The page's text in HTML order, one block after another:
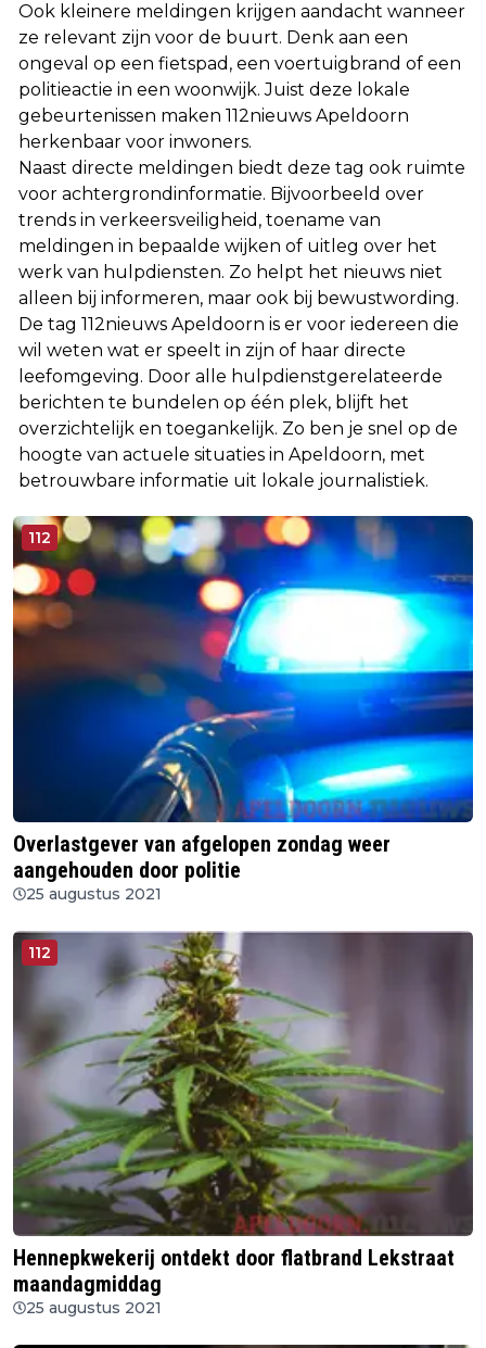
Ook kleinere meldingen krijgen aandacht wanneer
ze relevant zijn voor de buurt. Denk aan een
ongeval op een fietspad, een voertuigbrand of een
politieactie in een woonwijk. Juist deze lokale
gebeurtenissen maken 112nieuws Apeldoorn
herkenbaar voor inwoners.
Naast directe meldingen biedt deze tag ook ruimte
voor achtergrondinformatie. Bijvoorbeeld over
trends in verkeersveiligheid, toename van
meldingen in bepaalde wijken of uitleg over het
werk van hulpdiensten. Zo helpt het nieuws niet
alleen bij informeren, maar ook bij bewustwording.
De tag 112nieuws Apeldoorn is er voor iedereen die
wil weten wat er speelt in zijn of haar directe
leefomgeving. Door alle hulpdienstgerelateerde
berichten te bundelen op één plek, blijft het
overzichtelijk en toegankelijk. Zo ben je snel op de
hoogte van actuele situaties in Apeldoorn, met
betrouwbare informatie uit lokale journalistiek.
112
Overlastgever van afgelopen zondag weer
aangehouden door politie
25 augustus 2021
112
Hennepkwekerij ontdekt door flatbrand Lekstraat
maandagmiddag
25 augustus 2021